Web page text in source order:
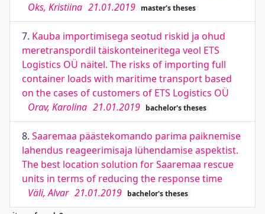
Oks, Kristiina 21.01.2019 master's theses
7. Kauba importimisega seotud riskid ja ohud
meretranspordil täiskonteineritega veol ETS
Logistics OÜ näitel. The risks of importing full
container loads with maritime transport based
on the cases of customers of ETS Logistics OÜ
Orav, Karolina 21.01.2019 bachelor's theses
8. Saaremaa päästekomando parima paiknemise
lahendus reageerimisaja lühendamise aspektist.
The best location solution for Saaremaa rescue
units in terms of reducing the response time
Väli, Alvar 21.01.2019 bachelor's theses